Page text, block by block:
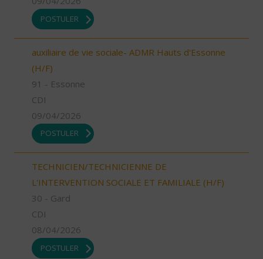
POSTULER
auxiliaire de vie sociale- ADMR Hauts d'Essonne
(H/F)
91 - Essonne
CDI
09/04/2026
POSTULER
TECHNICIEN/TECHNICIENNE DE
L'INTERVENTION SOCIALE ET FAMILIALE (H/F)
30 - Gard
CDI
08/04/2026
POSTULER